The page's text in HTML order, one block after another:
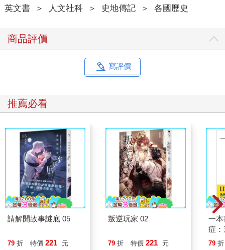
英文書 ＞ 人文社科 ＞ 史地傳記 ＞ 各國歷史
商品評價
寫評價
推薦必看
請解開故事謎底 05
79 折 特價 221 元
叛逆玩家 02
79 折 特價 221 元
一
症
開
79 折